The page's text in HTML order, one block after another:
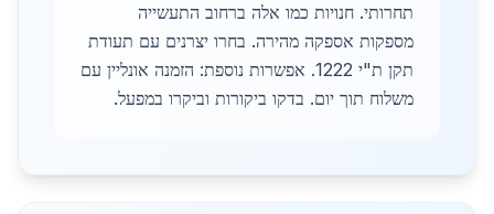
תחרותי. חנויות כמו אלה ברחוב התעשייה
מספקות אספקה מהירה. בחרו יצרנים עם תעודת
תקן ת"י 1222. אפשרות נוספת: הזמנה אונליין עם
משלוח תוך יום. בדקו ביקורות וביקרו במפעל.